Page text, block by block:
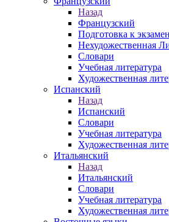
Назад
Французский
Подготовка к
Нехудожественная
Словари
Учебная литература
Художественная
Испанский
Назад
Испанский
Словари
Учебная литература
Художественная
Итальянский
Назад
Итальянский
Словари
Учебная литература
Художественная